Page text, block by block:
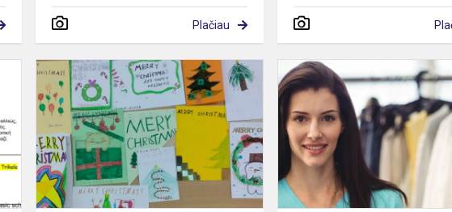
Plačiau
eTwinning
projektas
are)
Born
In":
2023-
2024
m.m.
eTwinning
projektas
"All
Born
In"